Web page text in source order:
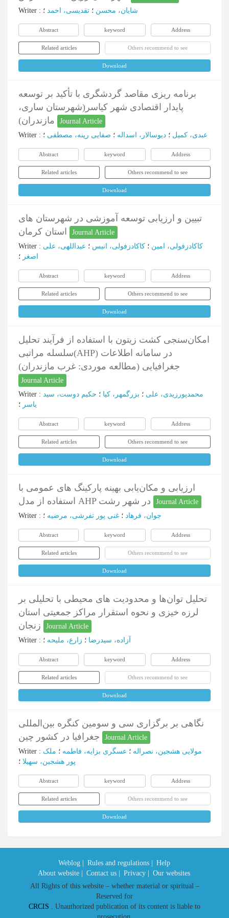
Writer : شایان، محسن ؛ تقدیسی، احمد ؛
Abstract keyword Address
Related articles Others recommend to see
Download
برنامه ریزی مقاصد گردشگری با تأکید بر توسعه
پایدار اقتصادی شهر کیاسر(شهرستان ساری،
Journal Article
Writer : عبدی، کمیل ؛ دیوسالار، اسداله ؛ صفایی رینه، مصطفی ؛
Abstract keyword Address
Related articles Others recommend to see
Download
تبیین و ارزیابی توسعه آموزشی در شهرستان های
Journal Article
Writer : کاکادزفولی، امین ؛ کاکادزفولی، انیس ؛ عبداللهی، علی
اصغر ؛
Abstract keyword Address
Related articles Others recommend to see
Download
امکان‌سنجی کشت زیتون با استفاده از فرآیند تحلیل
سلسله مراتبی(AHP) در سامانه اطلاعات
جغرافیایی (مطالعه موردی: غرب مازندران)
Journal Article
Writer : محمدپورزیدی، علی ؛ بزرگمهر، کیا ؛ حکیم دوست، سید
یاسر ؛
Abstract keyword Address
Related articles Others recommend to see
Download
ارزیابی و مکان‌یابی بهینه پارکینگ های عمومی با
Journal Article
Writer : جوان، فرهاد ؛ غنی پور تفرشی، مرضیه ؛
Abstract keyword Address
Related articles Others recommend to see
Download
تحلیل توان‌ها و محدودیت های محیطی با تحلیلی بر
لرزه خیزی و نحوه استقرار مراکز جمعیتی استان
Journal Article
Writer : آزاده، سیدرضا ؛ زارع، ملیحه ؛
Abstract keyword Address
Related articles Others recommend to see
Download
نگاهی بر برگزاری سی و سومین کنگره بین‌المللی
Journal Article
Writer : مولایی هشجین، نصراله ؛ عسگری بزایه، فاطمه ؛ ملک
پور هشجین، سهیلا ؛
Abstract keyword Address
Related articles Others recommend to see
Download
Weblog | Rules and regulations |
Help
About website |
Contact us | Privacy |
Our websites
All Rights of this website – whether material or spiritual –
Reserved for
CRCIS . Unauthorized publication of its content is liable to